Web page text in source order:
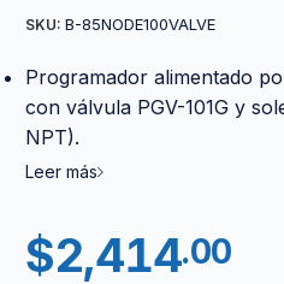
SKU: B-85NODE100VALVE
Programador alimentado
con válvula PGV-101G y
NPT).
Leer más
$2,414.00